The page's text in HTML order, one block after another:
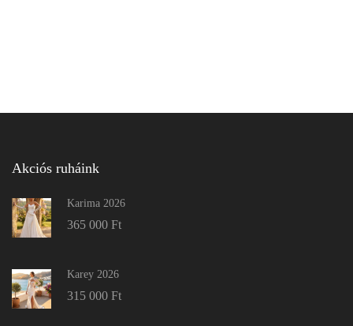
Akciós ruháink
Karima 2026
365 000 Ft
Karey 2026
315 000 Ft